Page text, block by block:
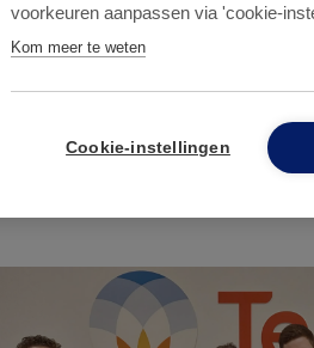
willen we uiteraard ook ons
om dit 2 jaar na elkaar
voorkeuren aanpassen via 'cookie-
Kom meer te weten
Cookie-instellingen